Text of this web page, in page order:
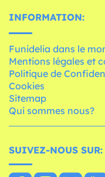
INFORMATION:
Funidelia dans le
Mentions légales et
Politique de
Cookies
Sitemap
Qui sommes nous?
SUIVEZ-NOUS SUR: